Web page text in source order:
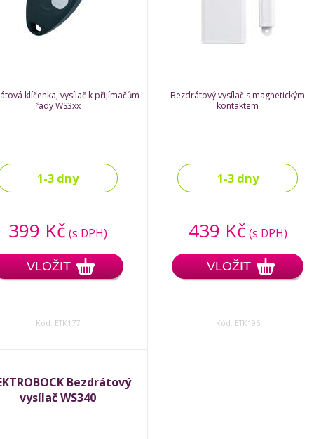
klíčenka, vysílač k přijímačům
řady WS3xx
1-3 dny
399 Kč (s DPH)
VLOŽIT
Kód: ETK177
Bezdrátový vysílač s magnetickým
kontaktem
1-3 dny
439 Kč (s DPH)
VLOŽIT
Kód: ETK196
Bezdrátový
vysílač WS340